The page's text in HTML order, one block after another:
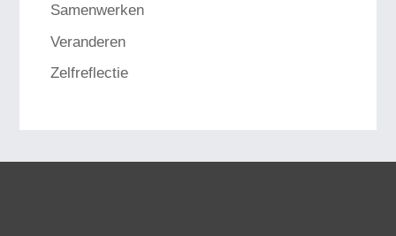
Samenwerken
Veranderen
Zelfreflectie